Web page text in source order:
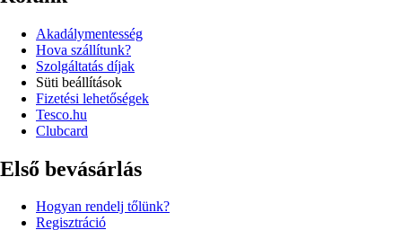
Akadálymentesség
Hova szállítunk?
Szolgáltatás díjak
Süti beállítások
Fizetési lehetőségek
Tesco.hu
Clubcard
Első bevásárlás
Hogyan rendelj tőlünk?
Regisztráció